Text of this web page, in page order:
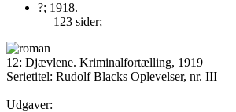
?; 1918.
123 sider;
12: Djævlene. Kriminalfortælling, 1919
Serietitel: Rudolf Blacks Oplevelser, nr. III
Udgaver: